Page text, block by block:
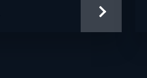
ジョシ